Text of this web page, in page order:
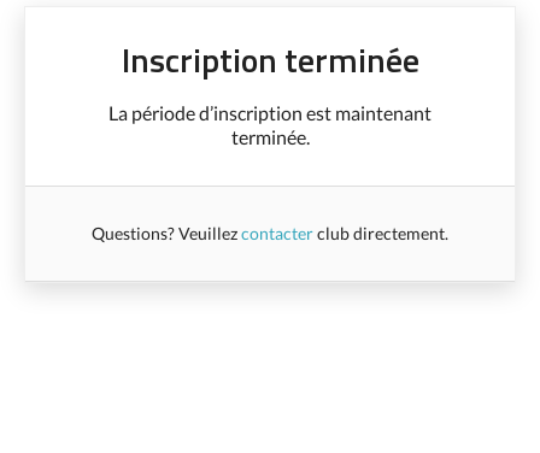
Inscription terminée
La période d’inscription est maintenant
terminée.
Questions? Veuillezcontacterclub directement.